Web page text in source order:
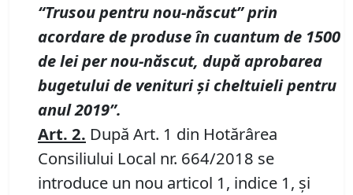
“Trusou pentru nou-născut” prin
acordare de produse în cuantum de 1500
de lei per nou-născut, după aprobarea
bugetului de venituri şi cheltuieli pentru
anul 2019”.
Art. 2. După Art. 1 din Hotărârea
Consiliului Local nr. 664/2018 se
introduce un nou articol 1, indice 1, şi